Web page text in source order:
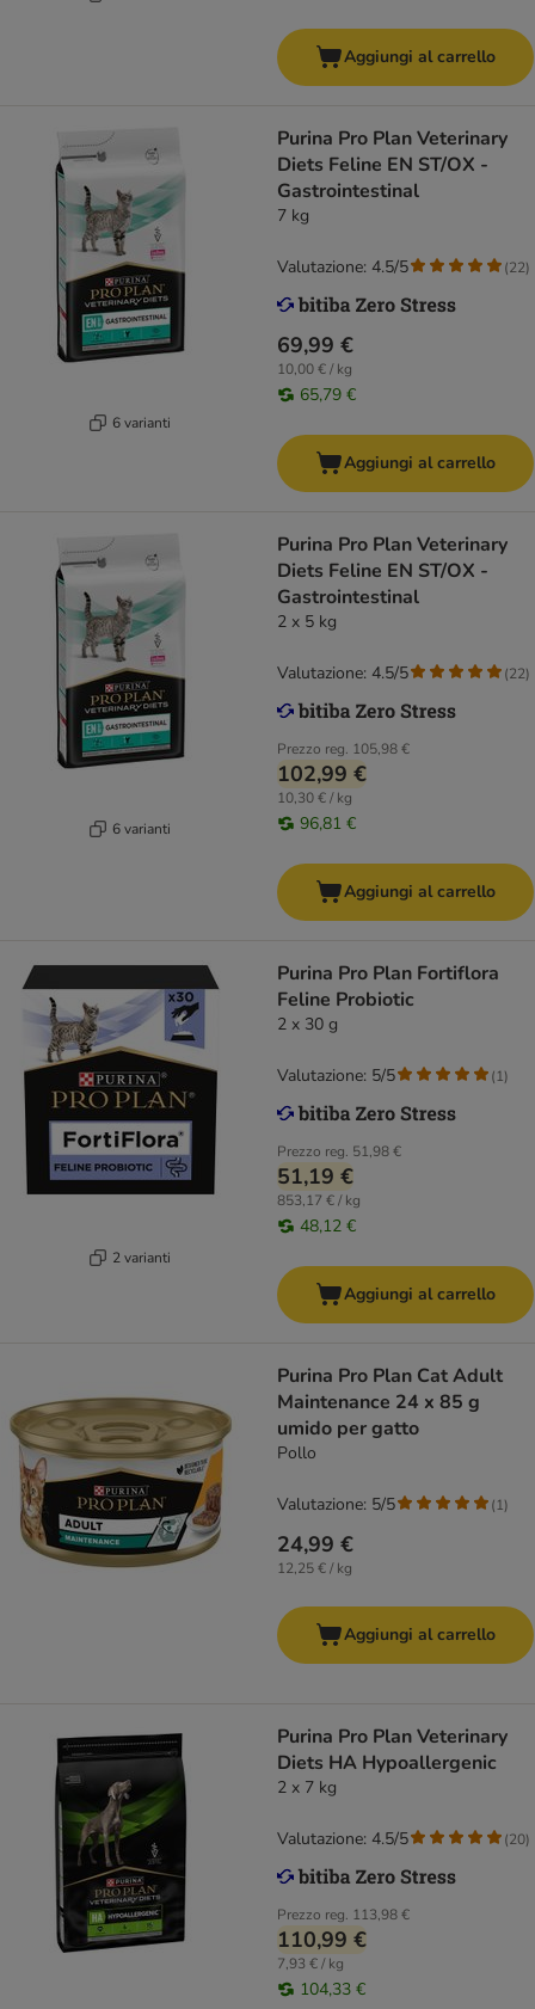
Aggiungi al carrello
6 varianti
Purina Pro Plan Veterinary
Diets Feline EN ST/OX -
Gastrointestinal
7 kg
69,99 €
10,00 € / kg
65,79 €
Valutazione: 4.5/5 (22)
Aggiungi al carrello
6 varianti
Purina Pro Plan Veterinary
Diets Feline EN ST/OX -
Gastrointestinal
2 x 5 kg
Prezzo reg. 105,98 €
102,99 €
10,30 € / kg
96,81 €
Valutazione: 4.5/5 (22)
Aggiungi al carrello
2 varianti
Purina Pro Plan Fortiflora
Feline Probiotic
2 x 30 g
Prezzo reg. 51,98 €
51,19 €
853,17 € / kg
48,12 €
Valutazione: 5/5 (1)
Aggiungi al carrello
Purina Pro Plan Cat Adult
Maintenance 24 x 85 g
umido per gatto
Pollo
24,99 €
12,25 € / kg
Valutazione: 5/5 (1)
Aggiungi al carrello
Purina Pro Plan Veterinary
Diets HA Hypoallergenic
2 x 7 kg
Prezzo reg. 113,98 €
110,99 €
7,93 € / kg
104,33 €
Valutazione: 4.5/5 (20)